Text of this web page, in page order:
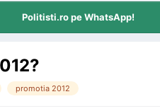
Politisti.ro pe WhatsApp!
promotia 2012